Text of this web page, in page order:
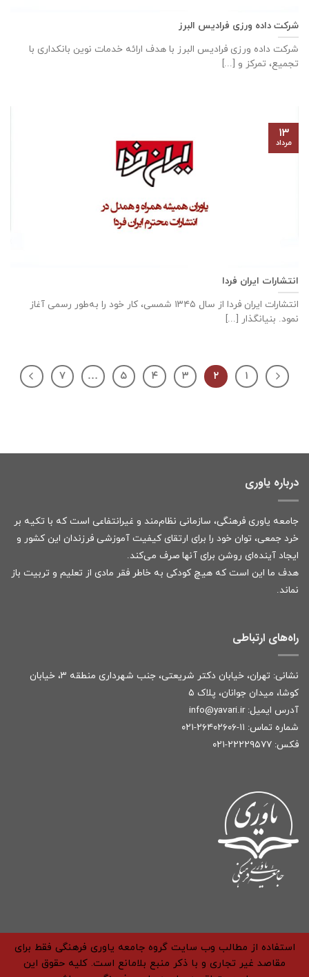
شرکت داده ورزی فرادیس البرز
شرکت داده ‌ورزی فرادیس البرز با هدف ارائه خدمات نوین بانکداری با
تجمیع، تمرکز و [...]
انتشارات ایران فردا
انتشارات ایران‌ فردا از سال ۱۳۴۵ شمسی، کار خود را به‌طور رسمی آغاز
نمود. بنیانگذار [...]
۱۳
مرداد
۱ ۲ ۳ ۴ ۵ … ۷
درباره یاوری
جامعه یاوری فرهنگی، سازمانی نظام‌مند و غیرانتفاعی است که با تکیه بر
خرد جمعی، توان خود را برای ارتقای کیفیت آموزشی فرزندان این کشور و
ایجاد آینده‌ای روشن برای آنها صرف می‌کند.
هدف ما این است که هیچ کودکی به خاطر فقر مادی از تعلیم و تربیت باز
نماند.
راه‌های ارتباطی
نشانی: تهران، خیابان دکتر شریعتی، جنب شهرداری منطقه ۳، خیابان
کوشا، میدان جوانان، پلاک ۵
آدرس ایمیل: info@yavari.ir
شماره تماس: ۱۱-۲۶۴۰۲۶۰۶-۰۲۱
فکس: ۲۲۲۲۹۵۷۷-۰۲۱
استفاده از مطالب وب سایت گروه جامعه یاوری فرهنگی فقط برای
مقاصد غیر تجاری و با ذکر منبع بلامانع است. کلیه حقوق این